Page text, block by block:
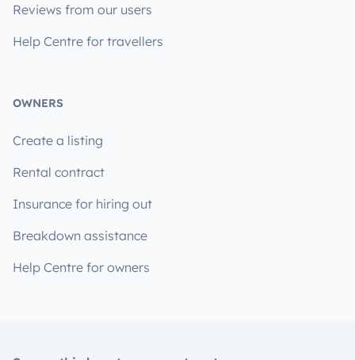
Reviews from our users
Help Centre for travellers
OWNERS
Create a listing
Rental contract
Insurance for hiring out
Breakdown assistance
Help Centre for owners